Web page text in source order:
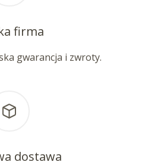
firma
gwarancja i zwroty.
dostawa